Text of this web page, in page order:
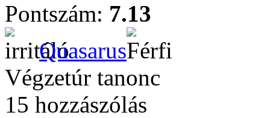
Pontszám: 7.13
Quasarus
Végzetúr tanonc
15 hozzászólás